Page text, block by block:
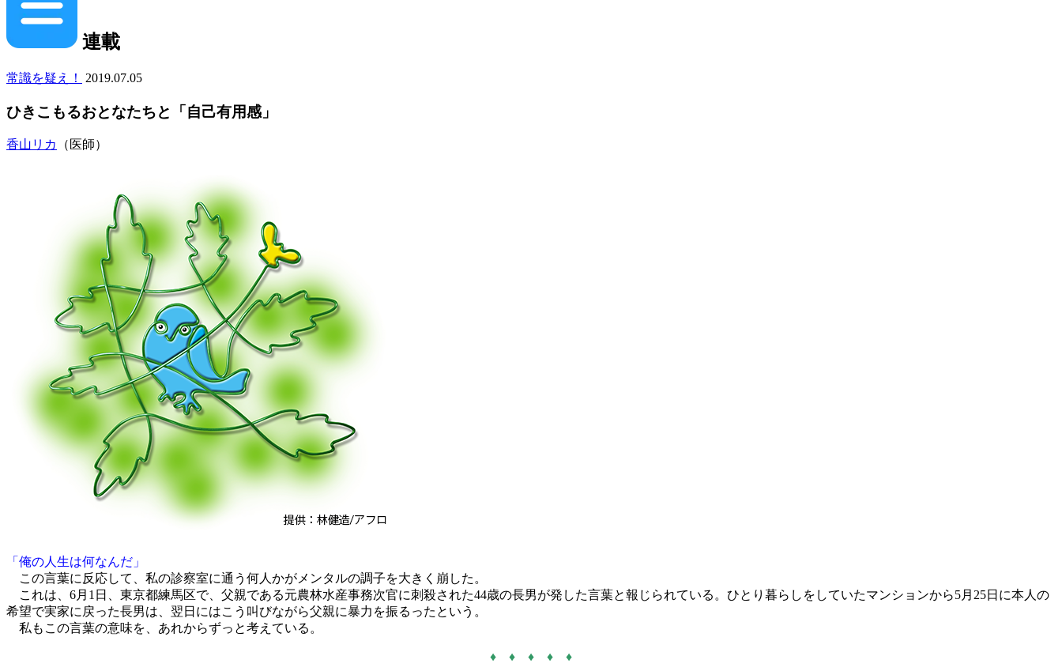
連載
常識を疑え！ 2019.07.05
ひきこもるおとなたちと「自己有用感」
香山リカ （医師）
「俺の人生は何なんだ」
この言葉に反応して、私の診察室に通う何人かがメンタルの調子を大きく崩した。
これは、6月1日、東京都練馬区で、父親である元農林水産事務次官に刺殺された44歳の長男が発した言葉と報じられている。ひとり暮らしをしていたマンションから5月25日に本人の
希望で実家に戻った長男は、翌日にはこう叫びながら父親に暴力を振るったという。
私もこの言葉の意味を、あれからずっと考えている。
♦ ♦ ♦ ♦ ♦